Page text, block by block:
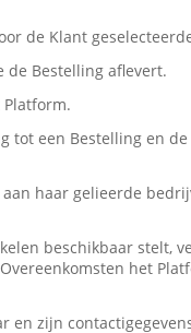
de Klant
Bestelling aflevert.
tot een Bestelling en
haar gelieerde
beschikbaar stelt,
het
en zijn